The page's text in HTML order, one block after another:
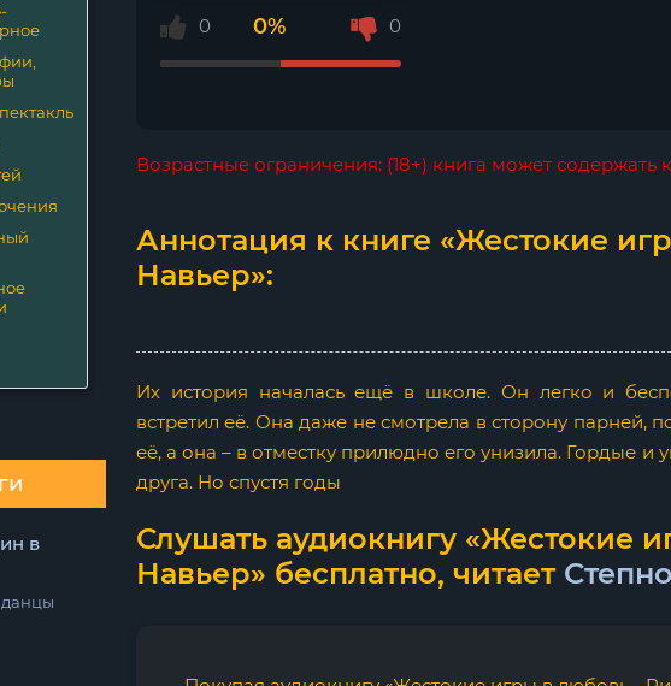
в
0 0% 0
Возрастные ограничения: (18+) книга может содержать
Аннотация к книге «Жестокие
Навьер»:
Их история началась ещё в школе. Он легко и
встретил её. Она даже не смотрела в сторону парней,
её, а она – в отместку прилюдно его унизила. Гордые и
друга. Но спустя годы
Слушать аудиокнигу «Жестокие
Навьер» бесплатно, читает